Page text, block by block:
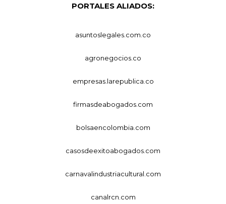
PORTALES ALIADOS:
asuntoslegales.com.co
agronegocios.co
empresas.larepublica.co
firmasdeabogados.com
bolsaencolombia.com
casosdeexitoabogados.com
carnavalindustriacultural.com
canalrcn.com